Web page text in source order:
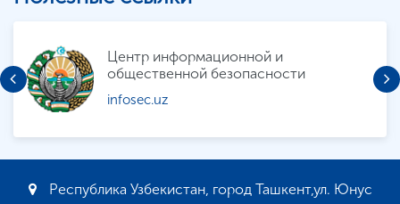
Министерство внутренних дел
Республики Узбекистан
mvd.uz
Республика Узбекистан, город Ташкент,ул. Юнус